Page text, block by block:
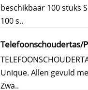
beschikbaar 100 stuks
100 s..
Telefoonschoudertas/
Unique. Allen gevuld
Zwa..